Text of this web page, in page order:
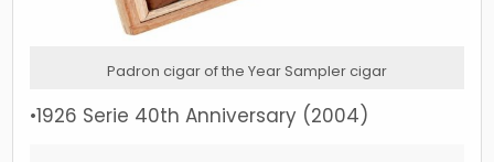
Padron cigar of the Year Sampler cigar
•1926 Serie 40th Anniversary (2004)